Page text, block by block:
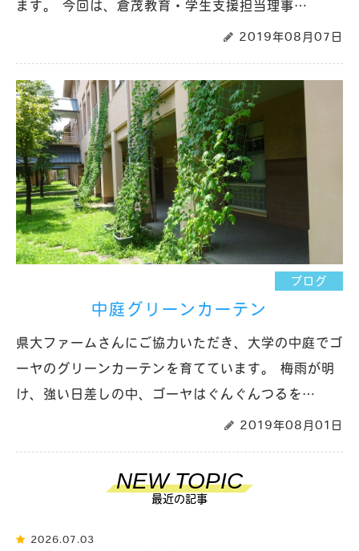
ます。 今回は、倉茂教育・学生支援担当理事…
2019年08月07日
ブログ
中庭グリーンカーテン
県大ファームさんにご協力いただき、大学の中庭でゴ
ーヤのグリーンカーテンを育てています。 梅雨が明
け、強い日差しの中、ゴーヤはぐんぐんつるを…
2019年08月01日
NEW TOPIC
最近の記事
2026.07.03